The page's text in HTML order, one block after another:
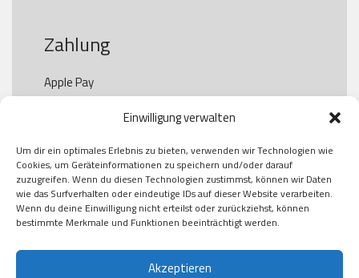
Einwilligung verwalten
Um dir ein optimales Erlebnis zu bieten, verwenden wir Technologien wie
Cookies, um Geräteinformationen zu speichern und/oder darauf
zuzugreifen. Wenn du diesen Technologien zustimmst, können wir Daten
wie das Surfverhalten oder eindeutige IDs auf dieser Website verarbeiten.
Wenn du deine Einwilligung nicht erteilst oder zurückziehst, können
bestimmte Merkmale und Funktionen beeinträchtigt werden.
Akzeptieren
Zahlung
Apple Pay
Paypal
Kauf auf Rechung
Klarna
American Express